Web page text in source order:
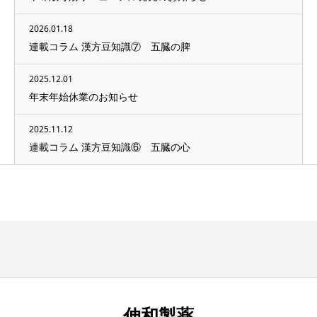
2026.01.18
連載コラム 漢方豆知識⑦ 五臓の脾
2025.12.01
年末年始休業のお知らせ
2025.11.12
連載コラム 漢方豆知識⑥ 五臓の心